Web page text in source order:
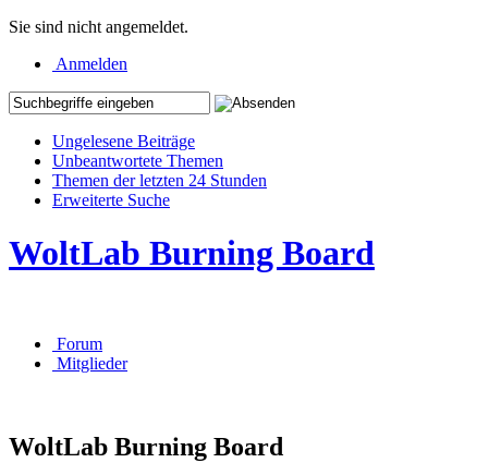
Sie sind nicht angemeldet.
Anmelden
Ungelesene Beiträge
Unbeantwortete Themen
Themen der letzten 24 Stunden
Erweiterte Suche
WoltLab Burning Board
Forum
Mitglieder
WoltLab Burning Board